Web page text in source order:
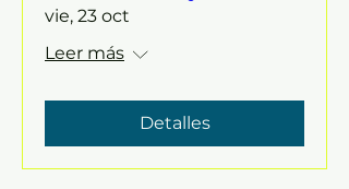
vie, 23 oct
Leer más
Detalles